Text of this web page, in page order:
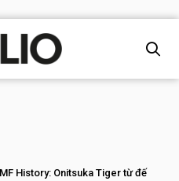
MF History: Onitsuka Tiger từ đế